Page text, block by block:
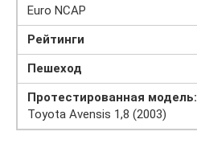
Euro NCAP
Рейтинги
Пешеход
Протестированная модель:
Toyota Avensis 1,8 (2003)